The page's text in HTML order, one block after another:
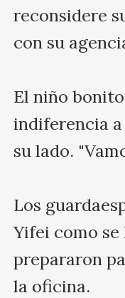
reconsidere
con su
El niño
indiferencia a
su lado.
Los
Yifei como se
prepararon
la oficina.